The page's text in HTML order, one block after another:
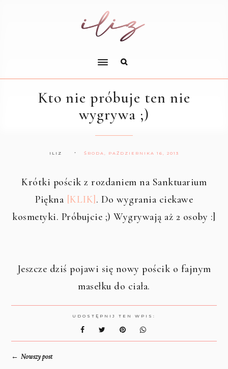
Kto nie próbuje ten nie
wygrywa ;)
ILIZ ŚRODA, PAŹDZIERNIKA 16, 2013
Krótki pościk z rozdaniem na Sanktuarium
Piękna [KLIK] . Do wygrania ciekawe
kosmetyki. Próbujcie ;) Wygrywają aż 2 osoby :]
Jeszcze dziś pojawi się nowy pościk o fajnym
masełku do ciała.
UDOSTĘPNIJ TEN WPIS:
←Nowszy post